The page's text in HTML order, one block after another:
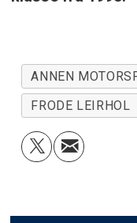
ANNEN
FRODE LEIRHOL